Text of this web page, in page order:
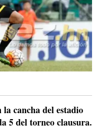
cancha del estadio
5 del torneo clausura.